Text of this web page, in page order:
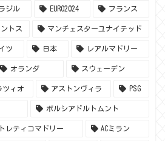
ジル EURO2024 フランス
トス マンチェスターユナイテッド
ツ 日本 レアルマドリー
オランダ スウェーデン
ツィオ アストンヴィラ PSG
ボルシアドルトムント
レティコマドリー ACミラン